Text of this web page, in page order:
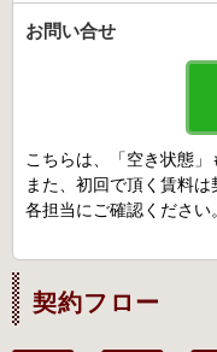
お問い合せ
こちらは、「空き状態」
また、初回で頂く賃料
各担当にご確認ください。
契約フロー